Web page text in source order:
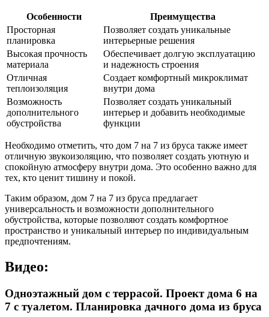
Особенности
Преимущества
Просторная
планировка
Позволяет создать уникальные
интерьерные решения
Высокая прочность
материала
Обеспечивает долгую эксплуатацию
и надежность строения
Отличная
теплоизоляция
Создает комфортный микроклимат
внутри дома
Возможность
дополнительного
обустройства
Позволяет создать уникальный
интерьер и добавить необходимые
функции
Необходимо отметить, что дом 7 на 7 из бруса также имеет
отличную звукоизоляцию, что позволяет создать уютную и
спокойную атмосферу внутри дома. Это особенно важно для
тех, кто ценит тишину и покой.
Таким образом, дом 7 на 7 из бруса предлагает
универсальность и возможности дополнительного
обустройства, которые позволяют создать комфортное
пространство и уникальный интерьер по индивидуальным
предпочтениям.
Видео:
Одноэтажный дом с террасой. Проект дома 6 на
7 с туалетом. Планировка дачного дома из бруса